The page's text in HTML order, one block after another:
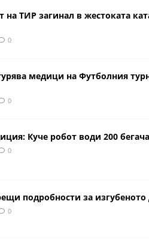
ТИР загинал в жестоката
0
медици на Футболния
0
Куче робот води 200 бегача
0
подробности за изгубеното
0